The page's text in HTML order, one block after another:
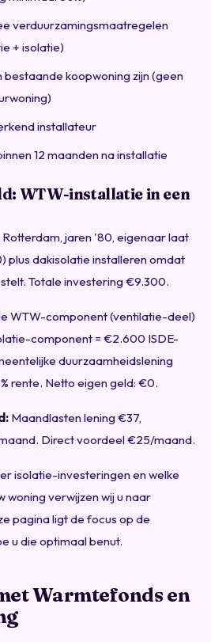
verduurzamingsmaatregelen
+ isolatie)
bestaande koopwoning zijn (geen
installateur
12 maanden na installatie
WTW-installatie in een
Rotterdam, jaren '80, eigenaar laat
dakisolatie installeren omdat
Totale investering €9.300.
WTW-component (ventilatie-deel)
component = €2.600 ISDE-
duurzaamheidslening
rente. Netto eigen geld: €0.
Maandlasten lening €37,
Direct voordeel €25/maand.
isolatie-investeringen en welke
woning verwijzen wij u naar
pagina ligt de focus op de
u die optimaal benut.
Warmtefonds en